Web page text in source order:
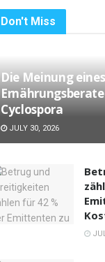
Don't Miss
Die Meinung eines
Cyclospora
JULY 30, 2026